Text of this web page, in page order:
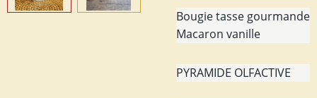
Bougie tasse gourmande
Macaron vanille
PYRAMIDE OLFACTIVE